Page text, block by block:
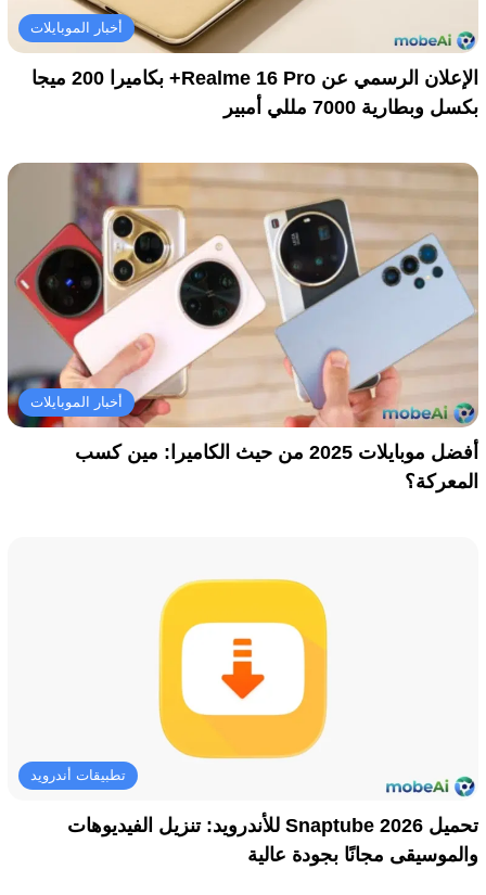
أخبار الموبايلات
الإعلان الرسمي عن Realme 16 Pro+ بكاميرا 200 ميجا
بكسل وبطارية 7000 مللي أمبير
أخبار الموبايلات
أفضل موبايلات 2025 من حيث الكاميرا: مين كسب
المعركة؟
تطبيقات أندرويد
تحميل Snaptube 2026 للأندرويد: تنزيل الفيديوهات
والموسيقى مجانًا بجودة عالية